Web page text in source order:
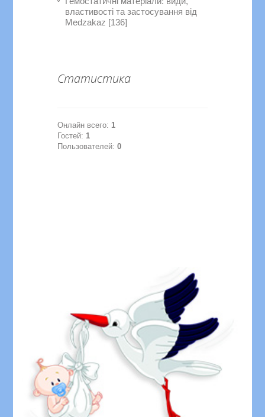
властивості та застосування від
Medzakaz [136]
Статистика
Онлайн всего:1
Гостей:1
Пользователей:0